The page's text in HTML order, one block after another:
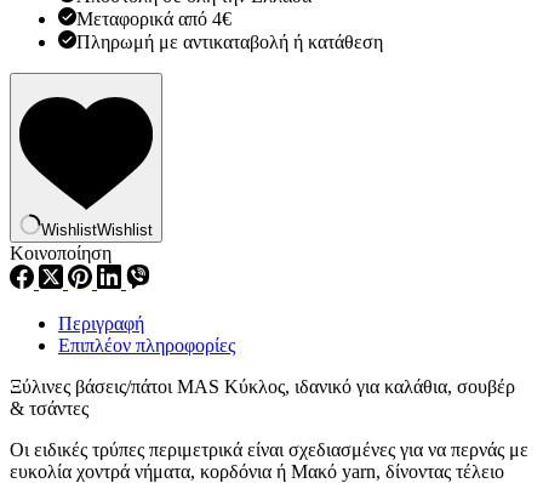
ποσότηταΜεταφορικά από 4€
Πληρωμή με αντικαταβολή ή κατάθεση
WishlistWishlist
Κοινοποίηση
Περιγραφή
Επιπλέον πληροφορίες
Ξύλινες βάσεις/πάτοι MAS Κύκλος, ιδανικό για καλάθια, σουβέρ
& τσάντες
Οι ειδικές τρύπες περιμετρικά είναι σχεδιασμένες για να περνάς με
ευκολία χοντρά νήματα, κορδόνια ή Μακό yarn, δίνοντας τέλειο